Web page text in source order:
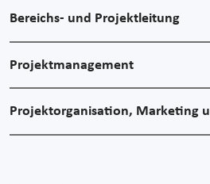
Bereichs- und Projektleitung
Projektmanagement
Projektorganisation, Marketing